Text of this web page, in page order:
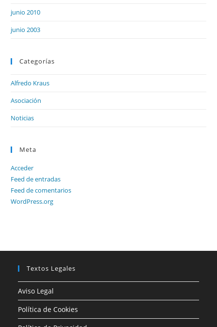
junio 2010
junio 2003
Categorías
Alfredo Kraus
Asociación
Noticias
Meta
Acceder
Feed de entradas
Feed de comentarios
WordPress.org
Textos Legales
Aviso Legal
Política de Cookies